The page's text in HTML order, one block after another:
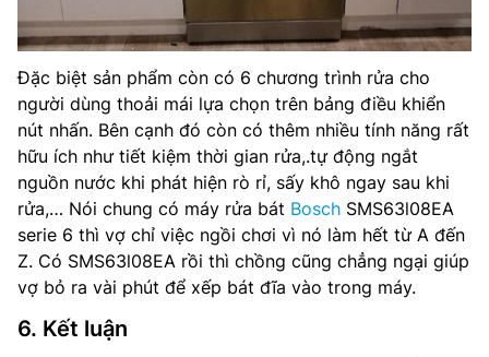
Đặc biệt sản phẩm còn có 6 chương trình rửa cho
người dùng thoải mái lựa chọn trên bảng điều khiển
nút nhấn. Bên cạnh đó còn có thêm nhiều tính năng rất
hữu ích như tiết kiệm thời gian rửa,.tự động ngắt
nguồn nước khi phát hiện rò rỉ, sấy khô ngay sau khi
rửa,… Nói chung có máy rửa bát Bosch SMS63l08EA
serie 6 thì vợ chỉ việc ngồi chơi vì nó làm hết từ A đến
Z. Có SMS63l08EA rồi thì chồng cũng chẳng ngại giúp
vợ bỏ ra vài phút để xếp bát đĩa vào trong máy.
6. Kết luận